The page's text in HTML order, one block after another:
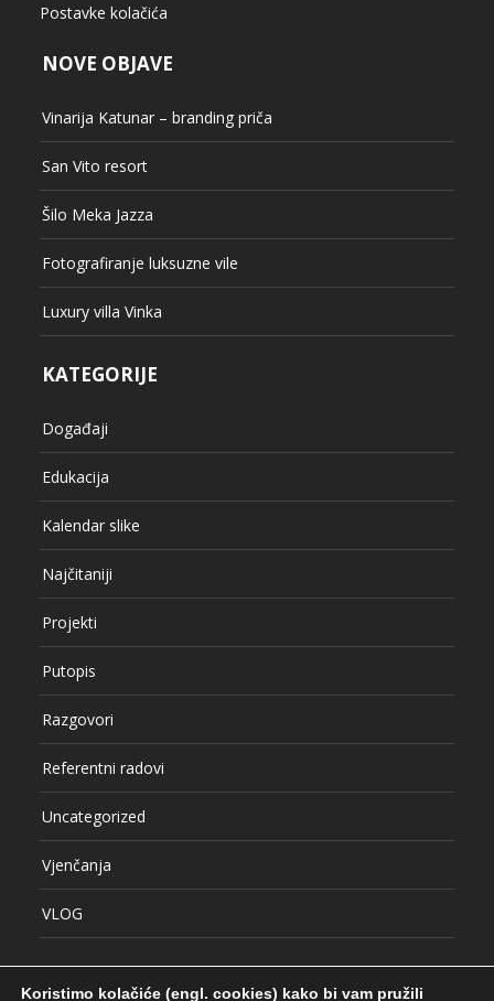
Postavke kolačića
NOVE OBJAVE
Vinarija Katunar – branding priča
San Vito resort
Šilo Meka Jazza
Fotografiranje luksuzne vile
Luxury villa Vinka
KATEGORIJE
Događaji
Edukacija
Kalendar slike
Najčitaniji
Projekti
Putopis
Razgovori
Referentni radovi
Uncategorized
Vjenčanja
VLOG
Koristimo kolačiće (engl. cookies) kako bi vam pružili